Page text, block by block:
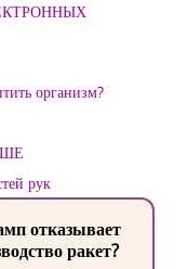
организм?
рук
отказывает
ракет?